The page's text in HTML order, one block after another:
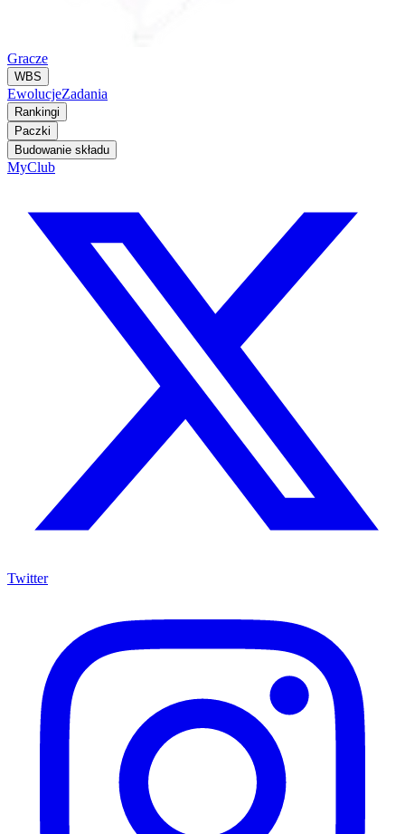
Gracze
WBS
EwolucjeZadania
Rankingi
Paczki
Budowanie składu
MyClub
Twitter